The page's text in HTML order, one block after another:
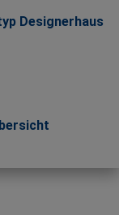
Designerhaus